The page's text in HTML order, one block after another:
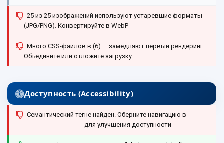
25 из 25 изображений используют устаревшие форматы
(JPG/PNG). Конвертируйте в WebP
Много CSS-файлов в (6) — замедляют первый рендеринг.
Объедините или отложите загрузку
Доступность (Accessibility)
Семантический тегне найден. Оберните навигацию в
для улучшения доступности